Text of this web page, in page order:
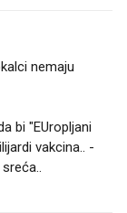
nemaju
bi "EUropljani
vakcina.. -